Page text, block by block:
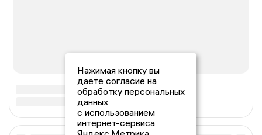
Нажимая кнопку вы
даете согласие на
обработку персональных
данных
с использованием
интернет-сервиса